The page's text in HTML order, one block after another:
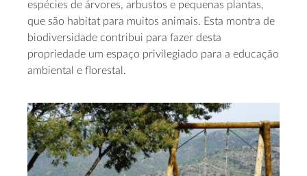
espécies de árvores, arbustos e pequenas plantas,
que são habitat para muitos animais. Esta montra de
biodiversidade contribui para fazer desta
propriedade um espaço privilegiado para a educação
ambiental e florestal.